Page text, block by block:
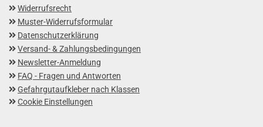
Widerrufsrecht
Muster-Widerrufsformular
Datenschutzerklärung
Versand- & Zahlungsbedingungen
Newsletter-Anmeldung
FAQ - Fragen und Antworten
Gefahrgutaufkleber nach Klassen
Cookie Einstellungen